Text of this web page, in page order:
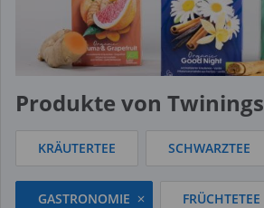
Produkte von Twinings
KRÄUTERTEE SCHWARZTEE
GASTRONOMIE FRÜCHTETEE